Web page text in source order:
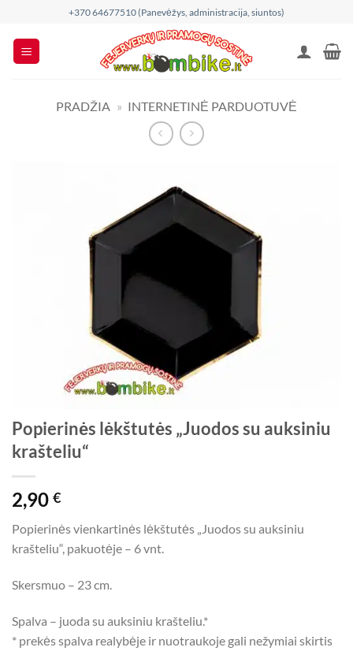
content
+370 64677510 (Panevėžys, administracija, siuntos)
PRADŽIA » INTERNETINĖ PARDUOTUVĖ
Popierinės lėkštutės „Juodos su auksiniu
krašteliu“
2,90 €
Popierinės vienkartinės lėkštutės „Juodos su auksiniu
krašteliu“, pakuotėje – 6 vnt.
Skersmuo – 23 cm.
Spalva – juoda su auksiniu krašteliu.*
* prekės spalva realybėje ir nuotraukoje gali nežymiai skirtis